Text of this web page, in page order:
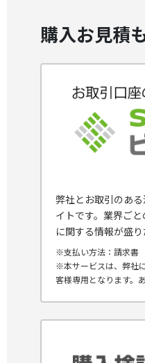
購入お見積
弊社とお取引のあ
イトです。業界ご
に関する情報が盛り
※支払い方法：請求書
※本サービスは、弊社
客様専用となります。